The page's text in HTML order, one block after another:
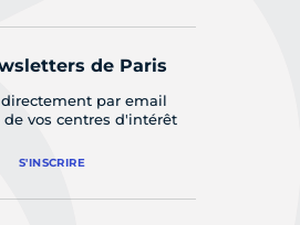
de Paris
directement par email
vos centres d'intérêt
S'INSCRIRE